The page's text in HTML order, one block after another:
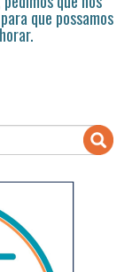
que possamos